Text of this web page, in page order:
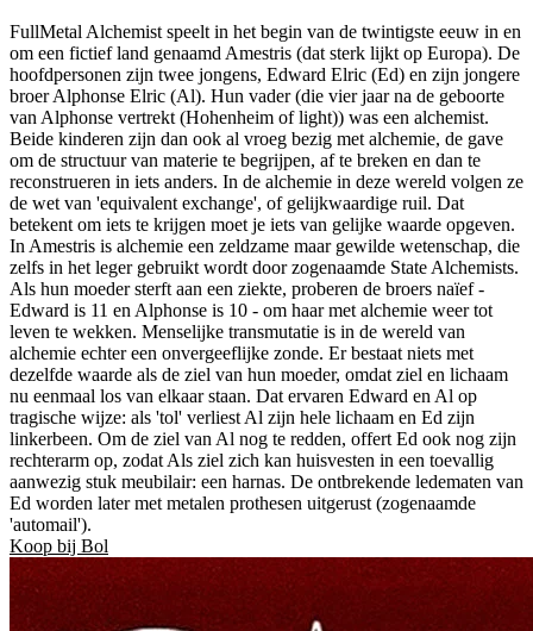
FullMetal Alchemist speelt in het begin van de twintigste eeuw in en
om een fictief land genaamd Amestris (dat sterk lijkt op Europa). De
hoofdpersonen zijn twee jongens, Edward Elric (Ed) en zijn jongere
broer Alphonse Elric (Al). Hun vader (die vier jaar na de geboorte
van Alphonse vertrekt (Hohenheim of light)) was een alchemist.
Beide kinderen zijn dan ook al vroeg bezig met alchemie, de gave
om de structuur van materie te begrijpen, af te breken en dan te
reconstrueren in iets anders. In de alchemie in deze wereld volgen ze
de wet van 'equivalent exchange', of gelijkwaardige ruil. Dat
betekent om iets te krijgen moet je iets van gelijke waarde opgeven.
In Amestris is alchemie een zeldzame maar gewilde wetenschap, die
zelfs in het leger gebruikt wordt door zogenaamde State Alchemists.
Als hun moeder sterft aan een ziekte, proberen de broers naïef -
Edward is 11 en Alphonse is 10 - om haar met alchemie weer tot
leven te wekken. Menselijke transmutatie is in de wereld van
alchemie echter een onvergeeflijke zonde. Er bestaat niets met
dezelfde waarde als de ziel van hun moeder, omdat ziel en lichaam
nu eenmaal los van elkaar staan. Dat ervaren Edward en Al op
tragische wijze: als 'tol' verliest Al zijn hele lichaam en Ed zijn
linkerbeen. Om de ziel van Al nog te redden, offert Ed ook nog zijn
rechterarm op, zodat Als ziel zich kan huisvesten in een toevallig
aanwezig stuk meubilair: een harnas. De ontbrekende ledematen van
Ed worden later met metalen prothesen uitgerust (zogenaamde
'automail').
Koop bij Bol